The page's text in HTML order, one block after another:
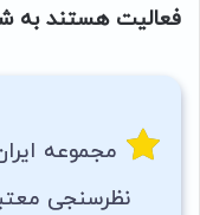
فعالیت هستند به
مجموعه
نظرسنجی